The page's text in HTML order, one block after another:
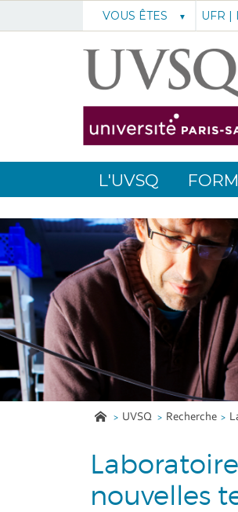
VOUS ÊTES
L'UVSQ
UVSQ Recherche
nouvelles